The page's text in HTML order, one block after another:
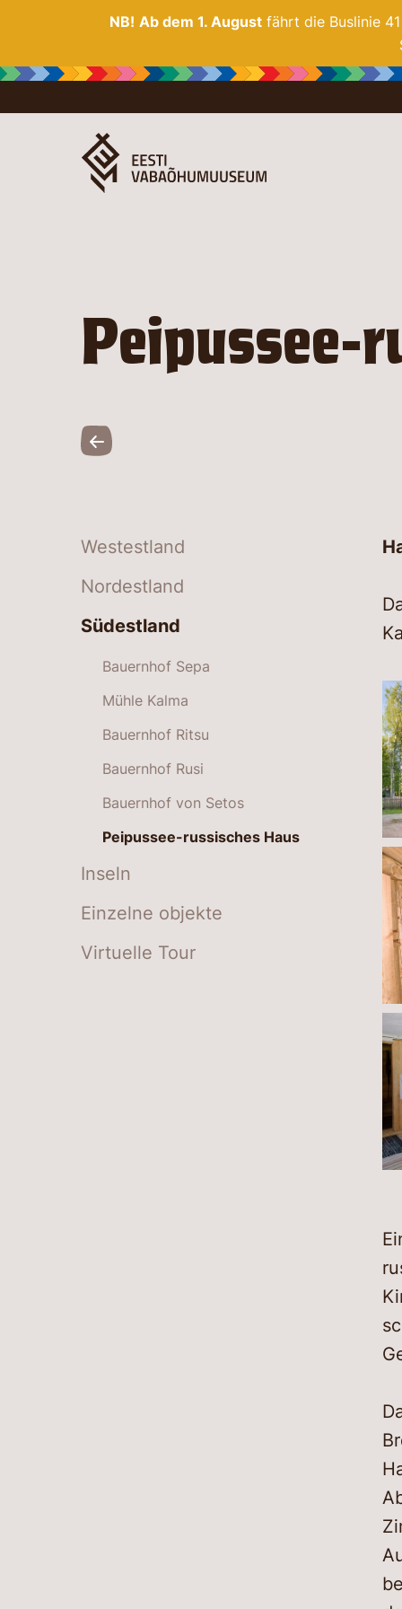
NB! Ab dem 1. Augustfährt die Buslinie 41
Peipussee-
Westestland
Nordestland
Südestland
Bauernhof Sepa
Mühle Kalma
Bauernhof Ritsu
Bauernhof Rusi
Bauernhof von Setos
Peipussee-russisches Haus
Inseln
Einzelne objekte
Virtuelle Tour